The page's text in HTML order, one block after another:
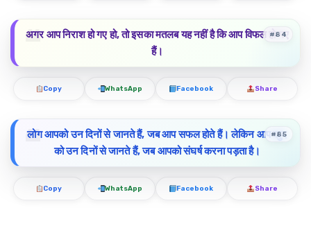
अगर आप निराश हो गए हो, तो इसका मतलब यह नहीं है कि आप विफल हो गए
हैं।
#84
Copy WhatsApp Facebook Share
लोग आपको उन दिनों से जानते हैं, जब आप सफल होते हैं। लेकिन आप खुद
को उन दिनों से जानते हैं, जब आपको संघर्ष करना पड़ता है।
#85
Copy WhatsApp Facebook Share